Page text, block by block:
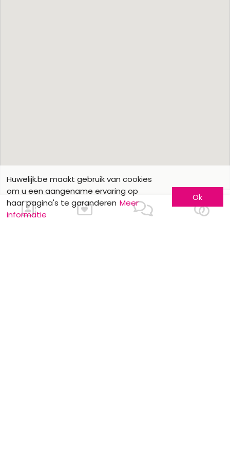
Ons contacteren
Huwelijk.be maakt gebruik van cookies
om u een aangename ervaring op
haar pagina's te garanderen Meer
informatie
Ok